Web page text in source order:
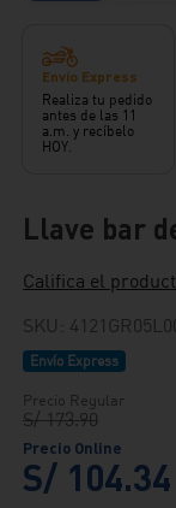
Envío Express
Realiza tu pedido
antes de las 11
a.m. y recíbelo
HOY.
Llave bar
Califica el
SKU :
Envío Express
S/ 173.90
S/ 104.34